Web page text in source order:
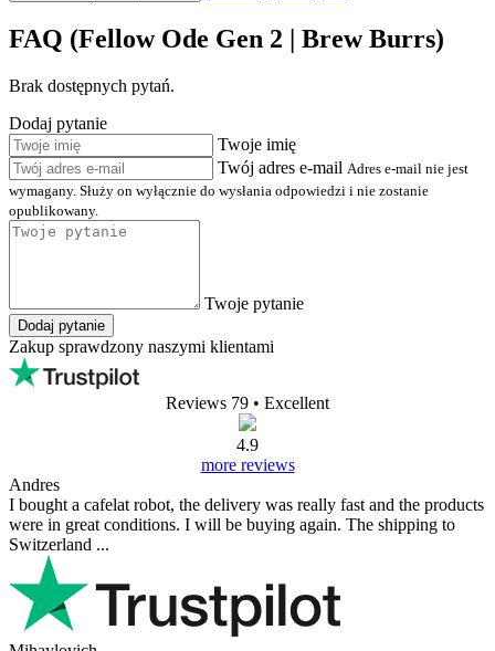
FAQ (Fellow Ode Gen 2 | Brew Burrs)
Brak dostępnych pytań.
Dodaj pytanie
Twoje imię
Twój adres e-mail Adres e-mail nie jest
wymagany. Służy on wyłącznie do wysłania odpowiedzi i nie zostanie
opublikowany.
Twoje pytanie
Dodaj pytanie
Zakup sprawdzony naszymi klientami
Reviews 79 • Excellent
4.9
more reviews
Andres
I bought a cafelat robot, the delivery was really fast and the products
were in great conditions. I will be buying again. The shipping to
Switzerland ...